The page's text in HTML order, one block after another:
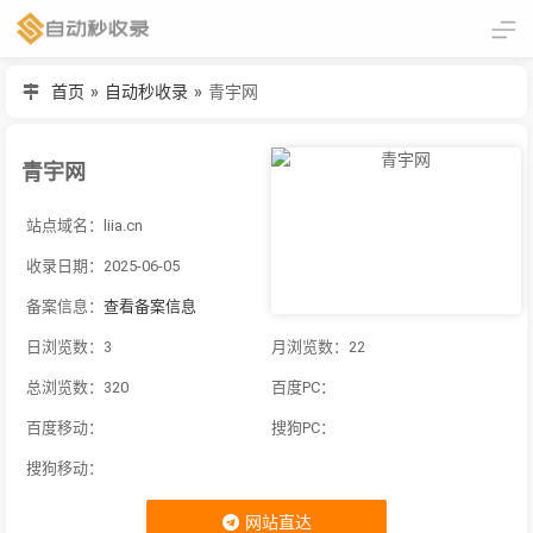
首页 » 自动秒收录 » 青宇网
青宇网
站点域名：liia.cn
收录日期：2025-06-05
备案信息： 查看备案信息
日浏览数：3 月浏览数：22
总浏览数：320 百度PC：
百度移动： 搜狗PC：
搜狗移动：
网站直达